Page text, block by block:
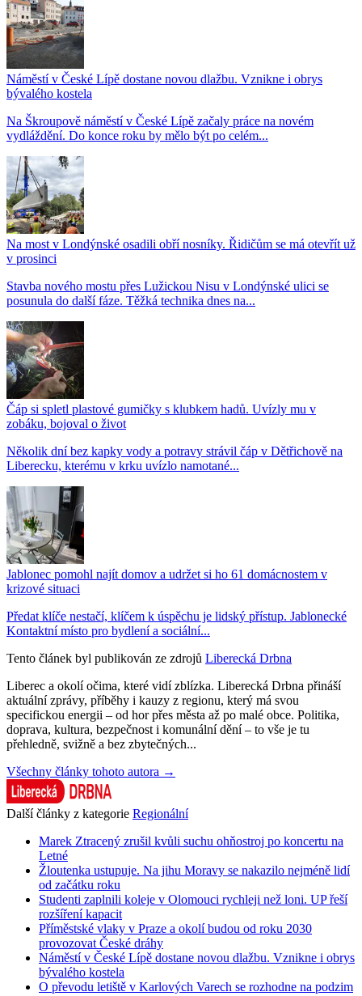
Náměstí v České Lípě dostane novou dlažbu. Vznikne i obrys
bývalého kostela
Na Škroupově náměstí v České Lípě začaly práce na novém
vydláždění. Do konce roku by mělo být po celém...
Na most v Londýnské osadili obří nosníky. Řidičům se má otevřít už
v prosinci
Stavba nového mostu přes Lužickou Nisu v Londýnské ulici se
posunula do další fáze. Těžká technika dnes na...
Čáp si spletl plastové gumičky s klubkem hadů. Uvízly mu v
zobáku, bojoval o život
Několik dní bez kapky vody a potravy strávil čáp v Dětřichově na
Liberecku, kterému v krku uvízlo namotané...
Jablonec pomohl najít domov a udržet si ho 61 domácnostem v
krizové situaci
Předat klíče nestačí, klíčem k úspěchu je lidský přístup. Jablonecké
Kontaktní místo pro bydlení a sociální...
Tento článek byl publikován ze zdrojů Liberecká Drbna
Liberec a okolí očima, které vidí zblízka. Liberecká Drbna přináší
aktuální zprávy, příběhy i kauzy z regionu, který má svou
specifickou energii – od hor přes města až po malé obce. Politika,
doprava, kultura, bezpečnost i komunální dění – to vše je tu
přehledně, svižně a bez zbytečných...
Všechny články tohoto autora →
Další články z kategorie Regionální
Marek Ztracený zrušil kvůli suchu ohňostroj po koncertu na
Letné
Žloutenka ustupuje. Na jihu Moravy se nakazilo nejméně lidí
od začátku roku
Studenti zaplnili koleje v Olomouci rychleji než loni. UP řeší
rozšíření kapacit
Příměstské vlaky v Praze a okolí budou od roku 2030
provozovat České dráhy
Náměstí v České Lípě dostane novou dlažbu. Vznikne i obrys
bývalého kostela
O převodu letiště v Karlových Varech se rozhodne na podzim